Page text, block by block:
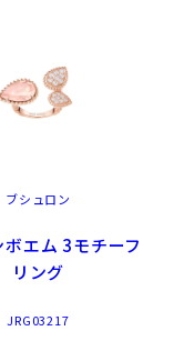
ブシュロン
エム 3モチーフ
リング
JRG03217